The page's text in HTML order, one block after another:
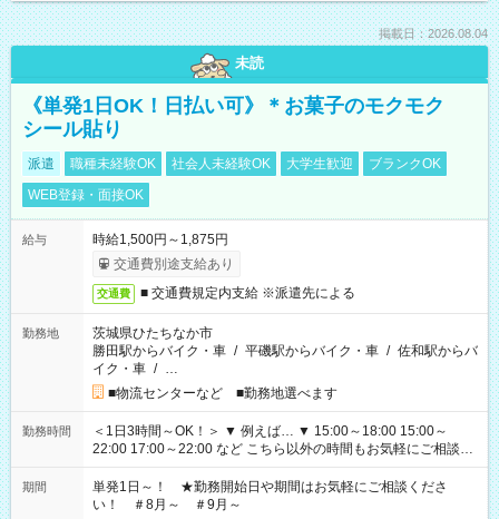
掲載日：2026.08.04
未読
《単発1日OK！日払い可》＊お菓子のモクモク
シール貼り
派遣 職種未経験OK 社会人未経験OK 大学生歓迎
ブランクOK
WEB登録・面接OK
給与
時給1,500円～1,875円
交通費別途支給あり
交通費 ■ 交通費規定内支給 ※派遣先による
勤務地
茨城県ひたちなか市
勝田駅からバイク・車 / 平磯駅からバイク・車 / 佐和駅からバ
イク・車 / …
■物流センターなど ■勤務地選べます
勤務時間
＜1日3時間～OK！＞ ▼ 例えば… ▼ 15:00～18:00 15:00～
22:00 17:00～22:00 など こちら以外の時間もお気軽にご相談く
ださい！
期間
単発1日～！ ★勤務開始日や期間はお気軽にご相談くださ
い！ ＃8月～ ＃9月～